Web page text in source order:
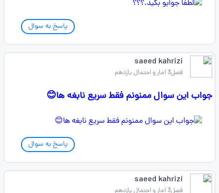
پاسخ به سوال
saeed kahrizi
فصل3 آمار و احتمال یازدهم
جواب این سوال ممنونم فقط سریع نابغه ها😊
پاسخ به سوال
saeed kahrizi
فصل3 آمار و احتمال یازدهم